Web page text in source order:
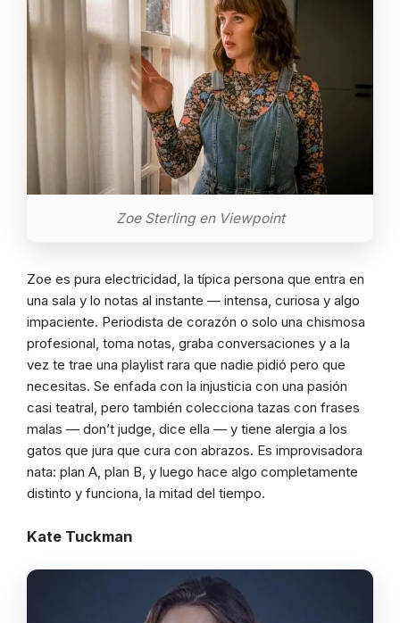
Zoe Sterling en Viewpoint
Zoe es pura electricidad, la típica persona que entra en
una sala y lo notas al instante — intensa, curiosa y algo
impaciente. Periodista de corazón o solo una chismosa
profesional, toma notas, graba conversaciones y a la
vez te trae una playlist rara que nadie pidió pero que
necesitas. Se enfada con la injusticia con una pasión
casi teatral, pero también colecciona tazas con frases
malas — don’t judge, dice ella — y tiene alergia a los
gatos que jura que cura con abrazos. Es improvisadora
nata: plan A, plan B, y luego hace algo completamente
distinto y funciona, la mitad del tiempo.
Kate Tuckman